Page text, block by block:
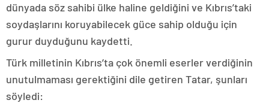
dünyada söz sahibi ülke haline geldiğini ve Kıbrıs’taki
soydaşlarını koruyabilecek güce sahip olduğu için
gurur duyduğunu kaydetti.
Türk milletinin Kıbrıs’ta çok önemli eserler verdiğinin
unutulmaması gerektiğini dile getiren Tatar, şunları
söyledi: